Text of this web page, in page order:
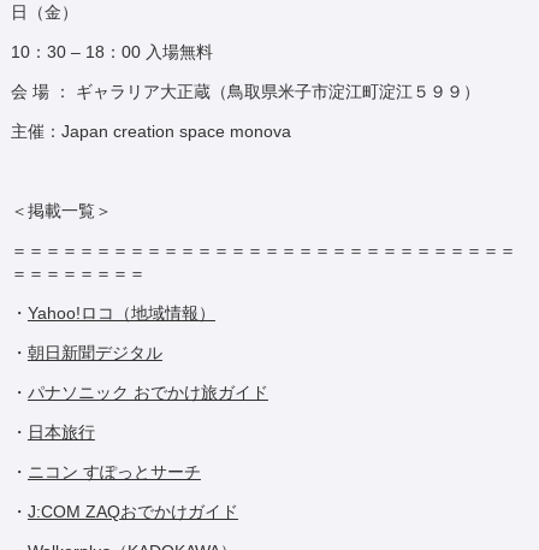
日（金）
10：30 – 18：00 入場無料
会 場 ： ギャラリア大正蔵（鳥取県米子市淀江町淀江５９９）
主催：Japan creation space monova
＜掲載一覧＞
＝＝＝＝＝＝＝＝＝＝＝＝＝＝＝＝＝＝＝＝＝＝＝＝＝＝＝＝＝＝
＝＝＝＝＝＝＝＝
・ Yahoo!ロコ（地域情報）
・ 朝日新聞デジタル
・ パナソニック おでかけ旅ガイド
・ 日本旅行
・ ニコン すぽっとサーチ
・ J:COM ZAQおでかけガイド